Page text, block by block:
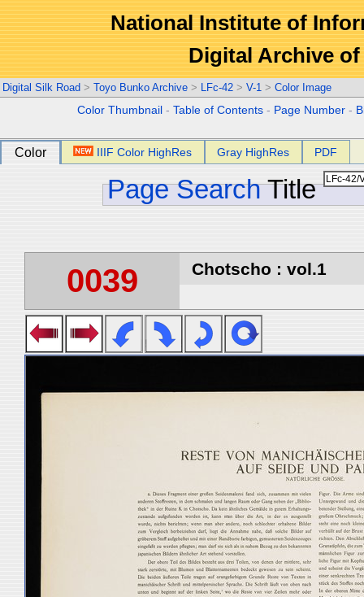
National Institute of
Digital Archive
Digital Silk Road > Toyo Bunko Archive > LFc-42 > V-1 > Color Image
Color Thumbnail -Table of Contents - Page Number -
Color IIIF Color HighRes Gray HighRes PDF
Page Search Title
0039 Chotscho : vol.1